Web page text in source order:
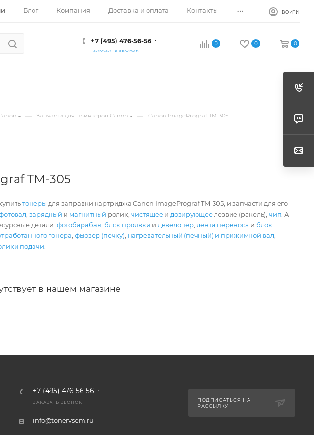
Блог Компания Доставка и оплата Контакты ... ВОЙТИ
+7 (495) 476-56-56
ЗАКАЗАТЬ ЗВОНОК
0 0 0
— Запчасти для принтеров Canon — Canon ImagePrograf TM-305
TM-305
тонеры для заправки картриджа Canon ImagePrograf TM-305, и запчасти для его
,зарядный и магнитный ролик,чистящее и дозирующее лезвие (ракель),чип . А
детали:фотобарабан блок проявки и девелопер лента переноса и блок
тонера ,фьюзер (печку) нагревательный (печный) и прижимной вал
подачи
в нашем магазине
+7 (495) 476-56-56
ЗАКАЗАТЬ ЗВОНОК
info@tonervsem.ru
ПОДПИСАТЬСЯ НА
РАССЫЛКУ